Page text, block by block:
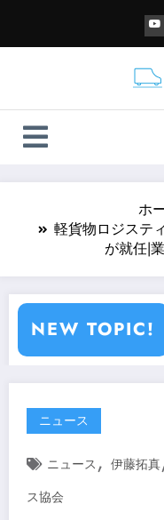
ホ
軽貨物ロジステ
が就任|
NEW TOPIC!
の探し方ガイド！
外国人ドライバー
ニュース
ニュース , 伊藤拓真
ス協会